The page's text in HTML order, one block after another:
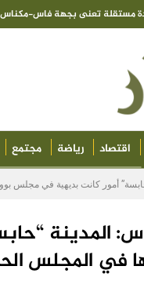
مستقلة تعنى بجهة فاس-مكناس
اقتصاد رياضة مجتمع
أمور كانت بديهية في مجلس
المدينة
في المجلس